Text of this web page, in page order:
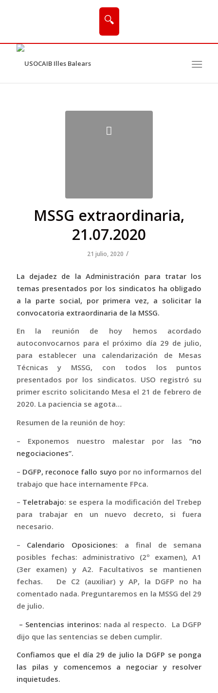
🔍
MSSG extraordinaria,
21.07.2020
21 julio, 2020 /
La dejadez de la Administración para tratar los
temas presentados por los sindicatos ha obligado
a la parte social, por primera vez, a solicitar la
convocatoria extraordinaria de la MSSG.
En la reunión de hoy hemos acordado
autoconvocarnos para el próximo día 29 de julio,
para establecer una calendarización de Mesas
Técnicas y MSSG, con todos los puntos
presentados por los sindicatos. USO registró su
primer escrito solicitando Mesa el 21 de febrero de
2020. La paciencia se agota…
Resumen de la reunión de hoy:
– Exponemos nuestro malestar por las“no
negociaciones”.
– DGFP, reconoce fallo suyo por no informarnos del
trabajo que hace internamente FPca.
– Teletrabajo: se espera la modificación del Trebep
para trabajar en un nuevo decreto, si fuera
necesario.
– Calendario Oposiciones: a final de semana
posibles fechas: administrativo (2º examen), A1
(3er examen) y A2. Facultativos se mantienen
fechas. De C2 (auxiliar) y AP, la DGFP no ha
comentado nada. Preguntaremos en la MSSG del 29
de julio.
– Sentencias interinos: nada al respecto. La DGFP
dijo que las sentencias se deben cumplir.
Confiamos que el día 29 de julio la DGFP se ponga
las pilas y comencemos a negociar y resolver
inquietudes.